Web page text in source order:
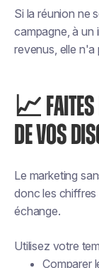
Si la réunion ne
campagne, à un
revenus, elle n'a
📈 FAITES
DE VOS
Le marketing
donc les
échange.
Utilisez votre
Comparer